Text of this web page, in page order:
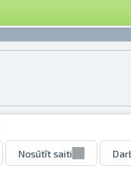
Nosūtīt saiti